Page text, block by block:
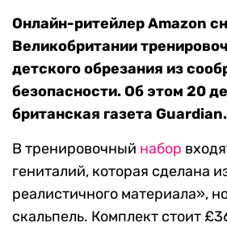
Онлайн-ритейлер Amazon
Великобритании
детского обрезания из
безопасности. Об этом 20
британская газета Guardian.
В тренировочный набор
гениталий, которая сделана
реалистичного материала»,
скальпель. Комплект стоит